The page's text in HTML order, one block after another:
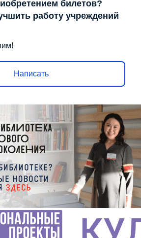
билетов?
работу учреждений
Написать